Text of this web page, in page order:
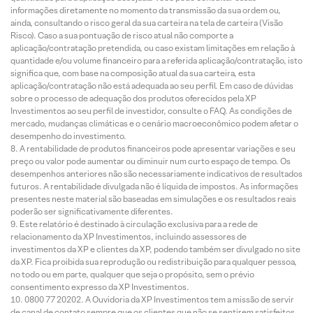
informações diretamente no momento da transmissão da sua ordem ou,
ainda, consultando o risco geral da sua carteira na tela de carteira (Visão
Risco). Caso a sua pontuação de risco atual não comporte a
aplicação/contratação pretendida, ou caso existam limitações em relação à
quantidade e/ou volume financeiro para a referida aplicação/contratação, isto
significa que, com base na composição atual da sua carteira, esta
aplicação/contratação não está adequada ao seu perfil. Em caso de dúvidas
sobre o processo de adequação dos produtos oferecidos pela XP
Investimentos ao seu perfil de investidor, consulte o FAQ. As condições de
mercado, mudanças climáticas e o cenário macroeconômico podem afetar o
desempenho do investimento.
A rentabilidade de produtos financeiros pode apresentar variações e seu
preço ou valor pode aumentar ou diminuir num curto espaço de tempo. Os
desempenhos anteriores não são necessariamente indicativos de resultados
futuros. A rentabilidade divulgada não é líquida de impostos. As informações
presentes neste material são baseadas em simulações e os resultados reais
poderão ser significativamente diferentes.
Este relatório é destinado à circulação exclusiva para a rede de
relacionamento da XP Investimentos, incluindo assessores de
investimentos da XP e clientes da XP, podendo também ser divulgado no site
da XP. Fica proibida sua reprodução ou redistribuição para qualquer pessoa,
no todo ou em parte, qualquer que seja o propósito, sem o prévio
consentimento expresso da XP Investimentos.
0800 77 20202. A Ouvidoria da XP Investimentos tem a missão de servir